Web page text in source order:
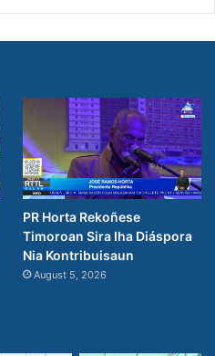
PR Horta Rekoñese
Timoroan Sira Iha Diáspora
Nia Kontribuisaun
August 5, 2026